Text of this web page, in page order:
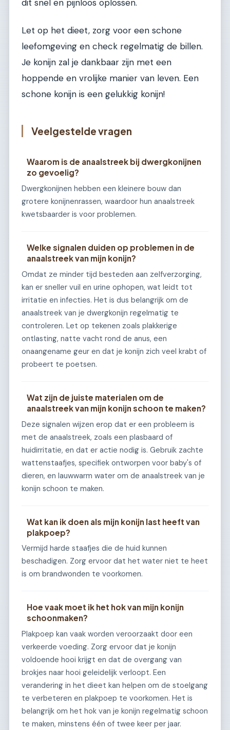
dit snel en pijnloos oplossen.
Let op het dieet, zorg voor een schone
leefomgeving en check regelmatig de billen.
Je konijn zal je dankbaar zijn met een
hoppende en vrolijke manier van leven. Een
schone konijn is een gelukkig konijn!
Veelgestelde vragen
Waarom is de anaalstreek bij dwergkonijnen
zo gevoelig?
Dwergkonijnen hebben een kleinere bouw dan
grotere konijnenrassen, waardoor hun anaalstreek
kwetsbaarder is voor problemen.
Welke signalen duiden op problemen in de
anaalstreek van mijn konijn?
Omdat ze minder tijd besteden aan zelfverzorging,
kan er sneller vuil en urine ophopen, wat leidt tot
irritatie en infecties. Het is dus belangrijk om de
anaalstreek van je dwergkonijn regelmatig te
controleren. Let op tekenen zoals plakkerige
ontlasting, natte vacht rond de anus, een
onaangename geur en dat je konijn zich veel krabt of
probeert te poetsen.
Wat zijn de juiste materialen om de
anaalstreek van mijn konijn schoon te maken?
Deze signalen wijzen erop dat er een probleem is
met de anaalstreek, zoals een plasbaard of
huidirritatie, en dat er actie nodig is. Gebruik zachte
wattenstaafjes, specifiek ontworpen voor baby's of
dieren, en lauwwarm water om de anaalstreek van je
konijn schoon te maken.
Wat kan ik doen als mijn konijn last heeft van
plakpoep?
Vermijd harde staafjes die de huid kunnen
beschadigen. Zorg ervoor dat het water niet te heet
is om brandwonden te voorkomen.
Hoe vaak moet ik het hok van mijn konijn
schoonmaken?
Plakpoep kan vaak worden veroorzaakt door een
verkeerde voeding. Zorg ervoor dat je konijn
voldoende hooi krijgt en dat de overgang van
brokjes naar hooi geleidelijk verloopt. Een
verandering in het dieet kan helpen om de stoelgang
te verbeteren en plakpoep te voorkomen. Het is
belangrijk om het hok van je konijn regelmatig schoon
te maken, minstens één of twee keer per jaar.